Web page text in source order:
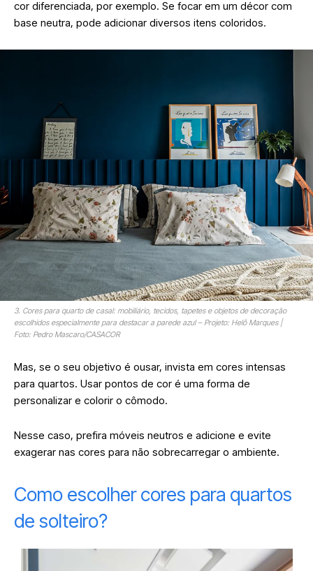
cor diferenciada, por exemplo. Se focar em um décor com
base neutra, pode adicionar diversos itens coloridos.
3. Cores para quarto de casal: mobiliário, tecidos, tapetes e objetos de decoração
escolhidos especialmente para destacar a parede azul – Projeto: Helô Marques |
Foto: Pedro Mascaro/CASACOR
Mas, se o seu objetivo é ousar, invista em cores intensas
para quartos. Usar pontos de cor é uma forma de
personalizar e colorir o cômodo.
Nesse caso, prefira móveis neutros e adicione e evite
exagerar nas cores para não sobrecarregar o ambiente.
Como escolher cores para quartos
de solteiro?